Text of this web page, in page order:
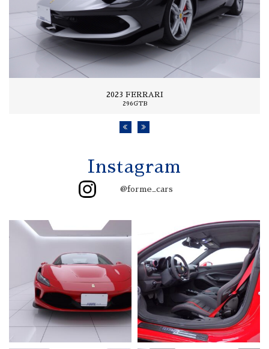
2023 FERRARI
296GTB
Instagram
@forme_cars